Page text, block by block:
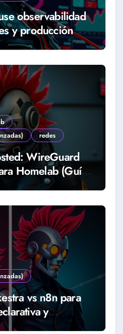
observabilidad
y producción
redes
WireGuard
Homelab (Guía
vs n8n para
y
(Guía 2026)